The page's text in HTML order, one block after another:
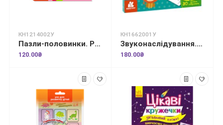
КН1214002У
Пазли-половинки. Розпорядок дня
120.00₴
КН1662001У
Звуконаслідування. Абетка QR
180.00₴